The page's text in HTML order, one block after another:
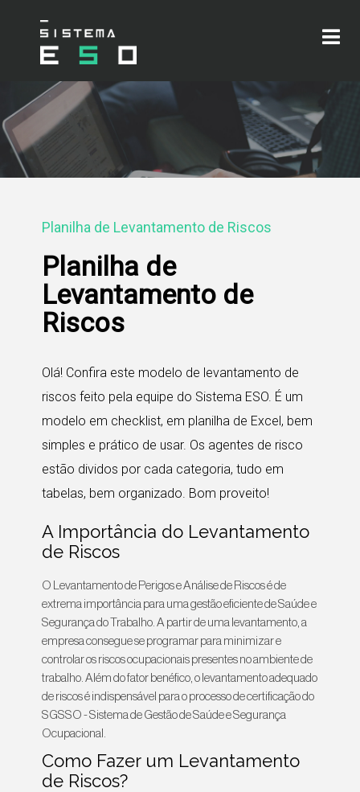
Planilha de Levantamento de Riscos
Planilha de
Levantamento de
Riscos
Olá! Confira este modelo de levantamento de
riscos feito pela equipe do Sistema ESO. É um
modelo em checklist, em planilha de Excel, bem
simples e prático de usar. Os agentes de risco
estão dividos por cada categoria, tudo em
tabelas, bem organizado. Bom proveito!
A Importância do Levantamento
de Riscos
O Levantamento de Perigos e Análise de Riscos é de
extrema importância para uma gestão eficiente de Saúde e
Segurança do Trabalho. A partir de uma levantamento, a
empresa consegue se programar para minimizar e
controlar os riscos ocupacionais presentes no ambiente de
trabalho. Além do fator benéfico, o levantamento adequado
de riscos é indispensável para o processo de certificação do
SGSSO - Sistema de Gestão de Saúde e Segurança
Ocupacional.
Como Fazer um Levantamento
de Riscos?